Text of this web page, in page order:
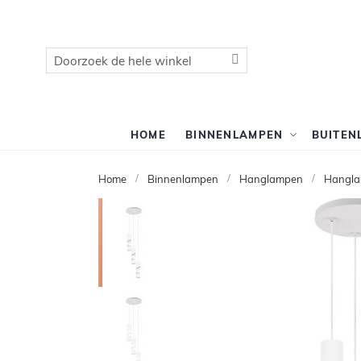
Zoek
HOME BINNENLAMPEN
Home Binnenlampen Hanglampen
de
afbeeldingen-